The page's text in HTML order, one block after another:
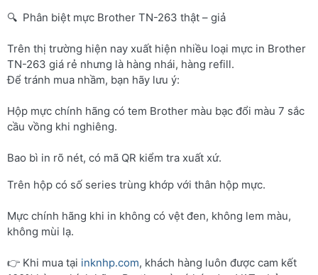
🔍 Phân biệt mực Brother TN-263 thật – giả
Trên thị trường hiện nay xuất hiện nhiều loại mực in Brother
TN-263 giá rẻ nhưng là hàng nhái, hàng refill.
Để tránh mua nhầm, bạn hãy lưu ý:
Hộp mực chính hãng có tem Brother màu bạc đổi màu 7 sắc
cầu vồng khi nghiêng.
Bao bì in rõ nét, có mã QR kiểm tra xuất xứ.
Trên hộp có số series trùng khớp với thân hộp mực.
Mực chính hãng khi in không có vệt đen, không lem màu,
không mùi lạ.
👉 Khi mua tại inknhp.com, khách hàng luôn được cam kết